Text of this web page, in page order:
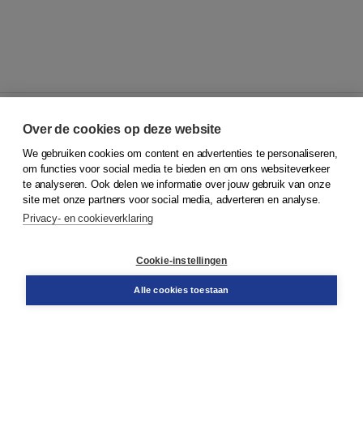
© 2026Koninklijke Boom uitgevers
Klantenservice
Service & informatie
Contact
Over de cookies op deze website
We gebruiken cookies om content en advertenties te personaliseren,
om functies voor social media te bieden en om ons websiteverkeer
te analyseren. Ook delen we informatie over jouw gebruik van onze
site met onze partners voor social media, adverteren en analyse.
Privacy- en cookieverklaring
Cookie-instellingen
Alle cookies toestaan